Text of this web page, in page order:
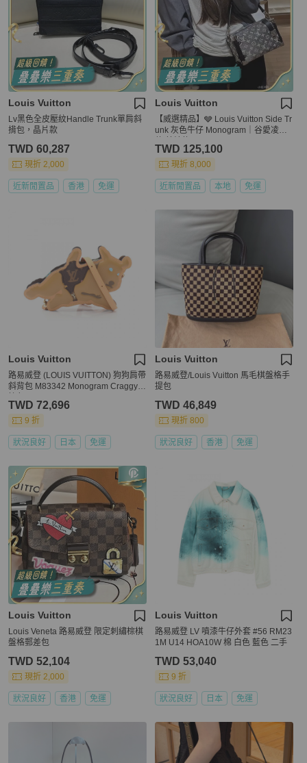
Louis Vuitton
Lv黑色全皮壓紋Handle Trunk單肩斜
揹包，晶片款
TWD 60,287
現折 2,000
近新閒置品 香港 免運
Louis Vuitton
【威選精品】🩶 Louis Vuitton Side Tr
unk 灰色牛仔 Monogram｜谷愛凌同
TWD 125,100
現折 8,000
近新閒置品 本地 免運
Louis Vuitton
路易威登 (LOUIS VUITTON) 狗狗肩帶
斜背包 M83342 Monogram Craggy
TWD 72,696
9 折
狀況良好 日本 免運
Louis Vuitton
路易威登/Louis Vuitton 馬毛棋盤格手
提包
TWD 46,849
現折 800
狀況良好 香港 免運
Louis Vuitton
Louis Veneta 路易威登 限定刺繡棕棋
盤格郵差包
TWD 52,104
現折 2,000
狀況良好 香港 免運
Louis Vuitton
路易威登 LV 噴漆牛仔外套 #56 RM23
1M U14 HOA10W 棉 白色 藍色 二手
TWD 53,040
9 折
狀況良好 日本 免運